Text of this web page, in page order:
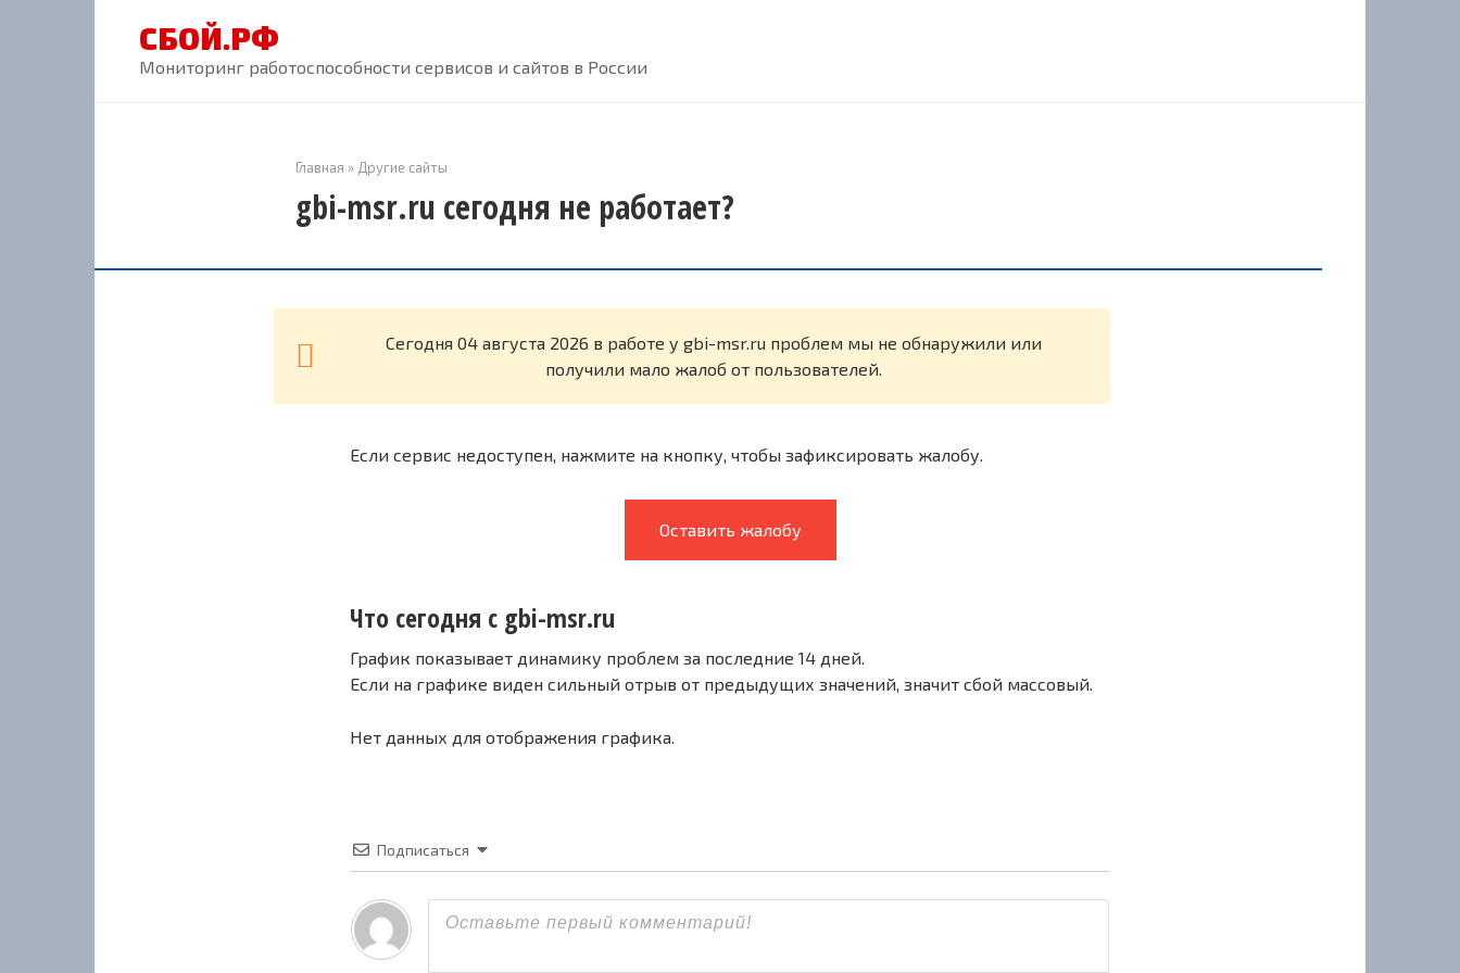
СБОЙ.РФ
Мониторинг работоспособности сервисов и сайтов в России
Главная » Другие сайты
gbi-msr.ru сегодня не работает?
Cегодня 04 августа 2026 в работе у gbi-msr.ru проблем мы не обнаружили или
получили мало жалоб от пользователей.
Если сервис недоступен, нажмите на кнопку, чтобы зафиксировать жалобу.
Оставить жалобу
Что сегодня с gbi-msr.ru
График показывает динамику проблем за последние 14 дней.
Если на графике виден сильный отрыв от предыдущих значений, значит сбой массовый.
Нет данных для отображения графика.
Подписаться